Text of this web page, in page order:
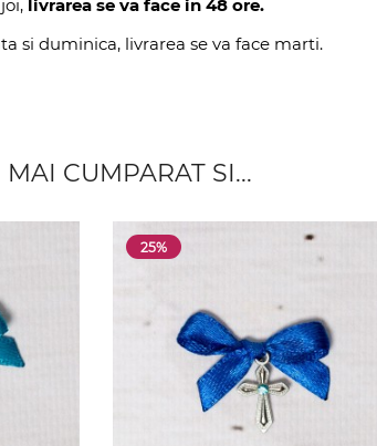
livrarea se va face in 48 ore.
si duminica, livrarea se va face marti.
MAI CUMPARAT SI...
25%